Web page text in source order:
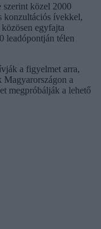
szerint közel 2000
konzultációs ívekkel,
egyfajta
leadópontján télen
a figyelmet arra,
a
megpróbálják a lehető